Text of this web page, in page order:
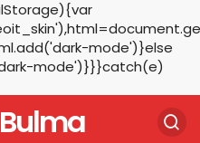
mode')}else
mode')}}}catch(e)